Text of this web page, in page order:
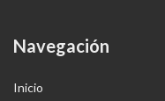
Navegación
Inicio